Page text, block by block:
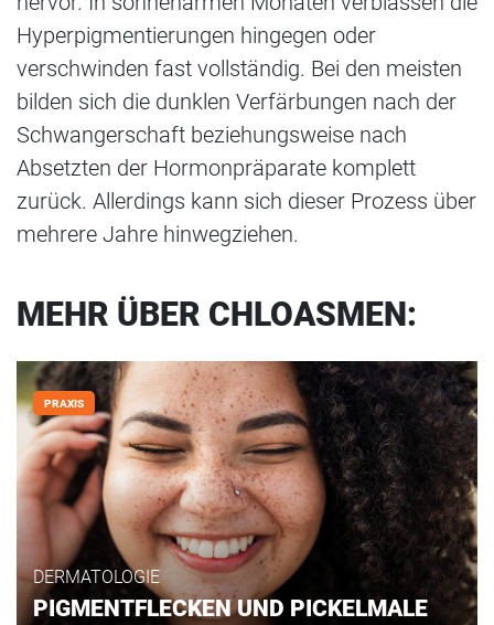
Hyperpigmentierungen hingegen oder
verschwinden fast vollständig. Bei den meisten
bilden sich die dunklen Verfärbungen nach der
Schwangerschaft beziehungsweise nach
Absetzten der Hormonpräparate komplett
zurück. Allerdings kann sich dieser Prozess über
mehrere Jahre hinwegziehen.
MEHR ÜBER CHLOASMEN:
PRAXIS
DERMATOLOGIE
PIGMENTFLECKEN UND PICKELMALE